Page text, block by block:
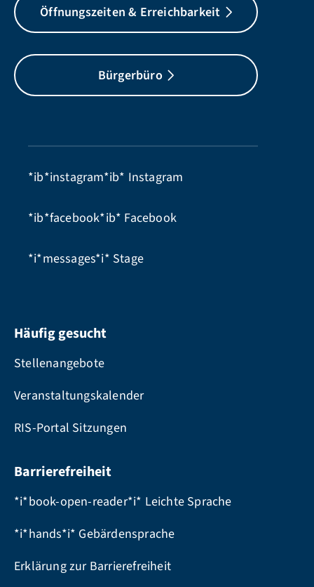
Öffnungszeiten & Erreichbarkeit
Bürgerbüro
*ib*instagram*ib* Instagram
*ib*facebook*ib* Facebook
*i*messages*i* Stage
Häufig gesucht
Stellenangebote
Veranstaltungskalender
RIS-Portal Sitzungen
Barrierefreiheit
*i*book-open-reader*i* Leichte Sprache
*i*hands*i* Gebärdensprache
Erklärung zur Barrierefreiheit